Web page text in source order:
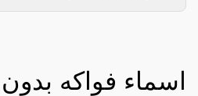
اسماء فواكه